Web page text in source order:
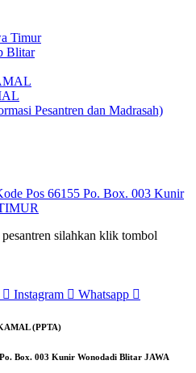
Timur
Blitar
Pesantren dan Madrasah)
Pos 66155 Po. Box. 003 Kunir
silahkan klik tombol
Instagram Whatsapp
(PPTA)
Box. 003 Kunir Wonodadi Blitar JAWA